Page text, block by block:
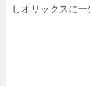
しオリックスに